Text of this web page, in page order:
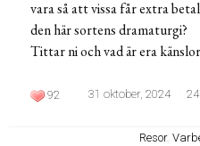
vara så att vissa får extra
den här sortens dramaturgi?
Tittar ni och vad är era
92 31 oktober, 2024
Resor,